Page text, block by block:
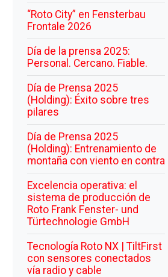
“Roto City” en Fensterbau
Frontale 2026
Día de la prensa 2025:
Personal. Cercano. Fiable.
Día de Prensa 2025
(Holding): Éxito sobre tres
pilares
Día de Prensa 2025
(Holding): Entrenamiento de
montaña con viento en contra
Excelencia operativa: el
sistema de producción de
Roto Frank Fenster- und
Türtechnologie GmbH
Tecnología Roto NX | TiltFirst
con sensores conectados
vía radio y cable